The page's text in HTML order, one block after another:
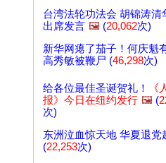
台湾法轮功法会 胡锦涛清
出席发言 🖼️ (20,062次)
新华网瘪了茄子！何庆魁
高秀敏被鞭尸 (46,298次)
给各位最佳圣诞贺礼！
《
报》今日在纽约发行 🖼️ (
次)
东洲泣血惊天地 华夏退党
(22,253次)